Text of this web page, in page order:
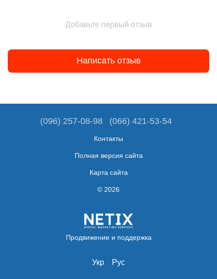
Добавьте первый отзыв
Написать отзыв
(096) 257-08-98 (066) 421-53-54
Контакты
Полная версия сайта
Карта сайта
© 2026
Продвижение и поддержка
Укр Рус